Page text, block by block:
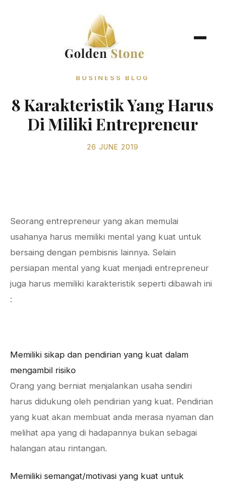
BUSINESS BLOG
8 Karakteristik Yang Harus
Di Miliki Entrepreneur
26 JUNE 2019
Seorang entrepreneur yang akan memulai
usahanya harus memiliki mental yang kuat untuk
bersaing dengan pembisnis lainnya. Selain
persiapan mental yang kuat menjadi entrepreneur
juga harus memiliki karakteristik seperti dibawah ini
:
Memiliki sikap dan pendirian yang kuat dalam
mengambil risiko
Orang yang berniat menjalankan usaha sendiri
harus didukung oleh pendirian yang kuat. Pendirian
yang kuat akan membuat anda merasa nyaman dan
melihat apa yang di hadapannya bukan sebagai
halangan atau rintangan.
Memiliki semangat/motivasi yang kuat untuk